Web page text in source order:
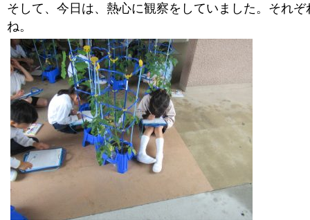
そして、今日は、熱心に観察をしていました。それ
ね。